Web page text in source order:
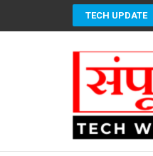
TECH UPDATE
Sampoorna Techworld